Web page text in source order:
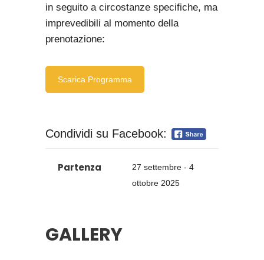
in seguito a circostanze specifiche, ma
imprevedibili al momento della
prenotazione:
Scarica Programma
Condividi su Facebook:
Partenza
27 settembre - 4
ottobre 2025
GALLERY